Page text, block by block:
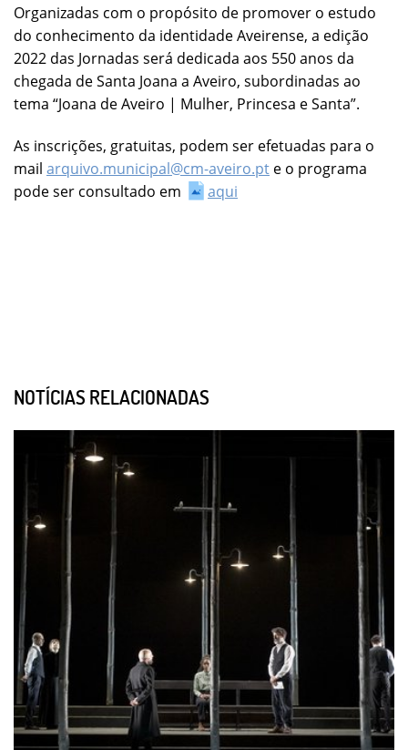
Organizadas com o propósito de promover o estudo
do conhecimento da identidade Aveirense, a edição
2022 das Jornadas será dedicada aos 550 anos da
chegada de Santa Joana a Aveiro, subordinadas ao
tema “Joana de Aveiro | Mulher, Princesa e Santa”.
As inscrições, gratuitas, podem ser efetuadas para o
mail arquivo.municipal@cm-aveiro.pt e o programa
pode ser consultado em
aqui
NOTÍCIAS RELACIONADAS